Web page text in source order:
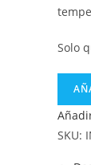
Solo
SKU: